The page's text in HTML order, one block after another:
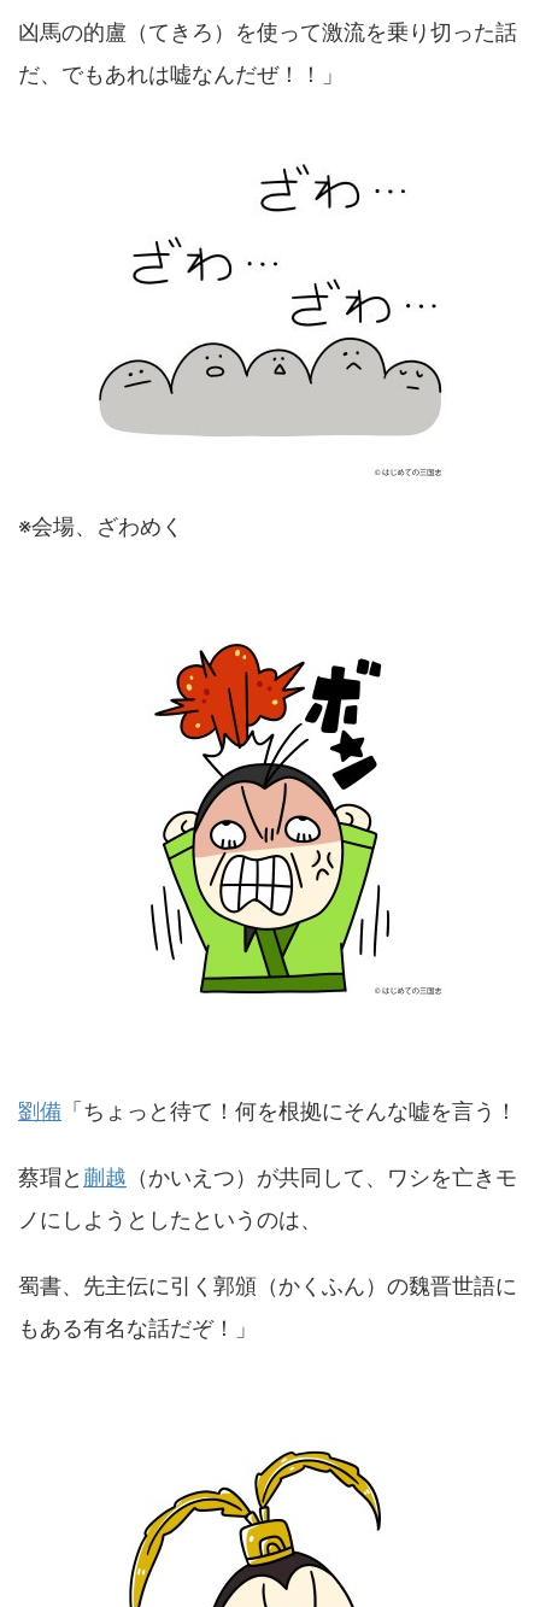
凶馬の的盧（てきろ）を使って激流を乗り切った話
だ、でもあれは嘘なんだぜ！！」
※会場、ざわめく
劉備 「ちょっと待て！何を根拠にそんな嘘を言う！
蔡瑁と 蒯越 （かいえつ）が共同して、ワシを亡きモ
ノにしようとしたというのは、
蜀書、先主伝に引く郭頒（かくふん）の魏晋世語に
もある有名な話だぞ！」